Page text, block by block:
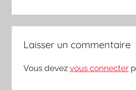
Laisser un commentaire
Vous devez vous connecter